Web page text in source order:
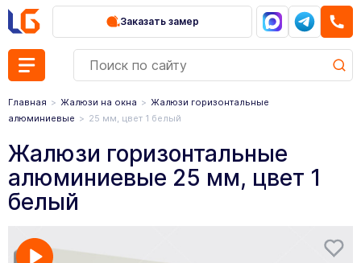
Заказать замер
Главная Жалюзи на окна
Жалюзи горизонтальные
алюминиевые
25 мм, цвет 1 белый
Жалюзи горизонтальные
алюминиевые 25 мм, цвет 1
белый